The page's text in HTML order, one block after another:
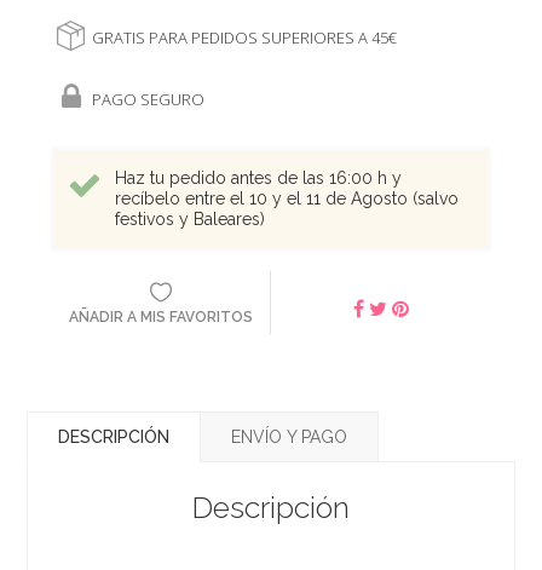
GRATIS PARA PEDIDOS SUPERIORES A 45€
PAGO SEGURO
Haz tu pedido antes de las 16:00 h y
recíbelo entre el 10 y el 11 de Agosto (salvo
festivos y Baleares)
AÑADIR A MIS FAVORITOS
DESCRIPCIÓN ENVÍO Y PAGO
Descripción